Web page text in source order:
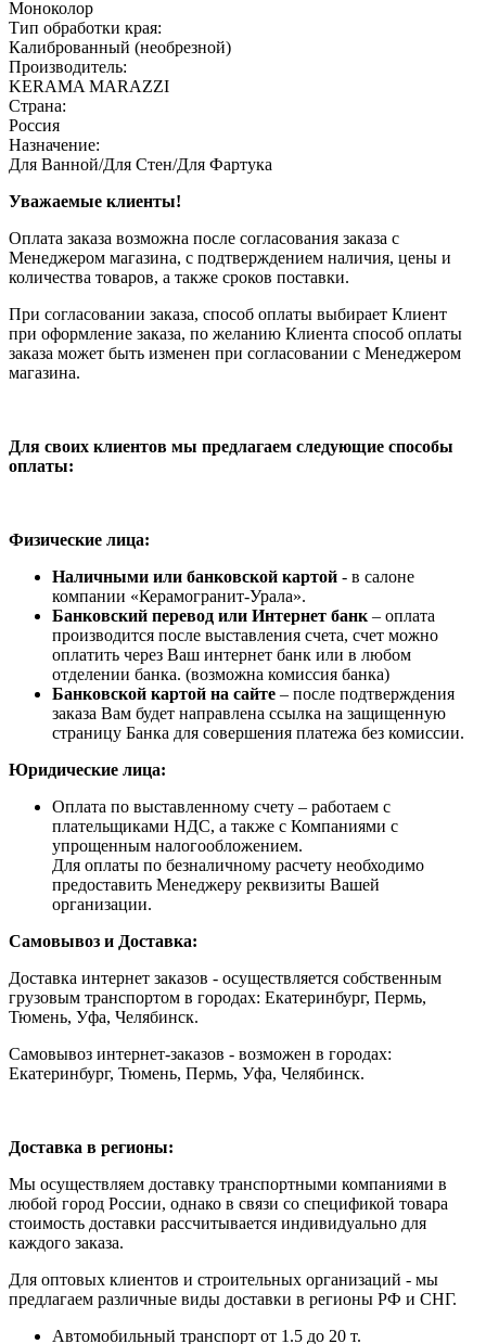
Моноколор
Тип обработки края:
Калиброванный (необрезной)
Производитель:
KERAMA MARAZZI
Страна:
Россия
Назначение:
Для Ванной/Для Стен/Для Фартука
Уважаемые клиенты!
Оплата заказа возможна после согласования заказа с
Менеджером магазина, с подтверждением наличия, цены и
количества товаров, а также сроков поставки.
При согласовании заказа, способ оплаты выбирает Клиент
при оформление заказа, по желанию Клиента способ оплаты
заказа может быть изменен при согласовании с Менеджером
магазина.
Для своих клиентов мы предлагаем следующие способы
оплаты:
Физические лица:
Наличными или банковской картой - в салоне
компании «Керамогранит-Урала».
Банковский перевод или Интернет банк – оплата
производится после выставления счета, счет можно
оплатить через Ваш интернет банк или в любом
отделении банка. (возможна комиссия банка)
Банковской картой на сайте – после подтверждения
заказа Вам будет направлена ссылка на защищенную
страницу Банка для совершения платежа без комиссии.
Юридические лица:
Оплата по выставленному счету – работаем с
плательщиками НДС, а также с Компаниями с
упрощенным налогообложением.
Для оплаты по безналичному расчету необходимо
предоставить Менеджеру реквизиты Вашей
организации.
Самовывоз и Доставка:
Доставка интернет заказов - осуществляется собственным
грузовым транспортом в городах: Екатеринбург, Пермь,
Тюмень, Уфа, Челябинск.
Самовывоз интернет-заказов - возможен в городах:
Екатеринбург, Тюмень, Пермь, Уфа, Челябинск.
Доставка в регионы:
Мы осуществляем доставку транспортными компаниями в
любой город России, однако в связи со спецификой товара
стоимость доставки рассчитывается индивидуально для
каждого заказа.
Для оптовых клиентов и строительных организаций - мы
предлагаем различные виды доставки в регионы РФ и СНГ.
Автомобильный транспорт от 1.5 до 20 т.